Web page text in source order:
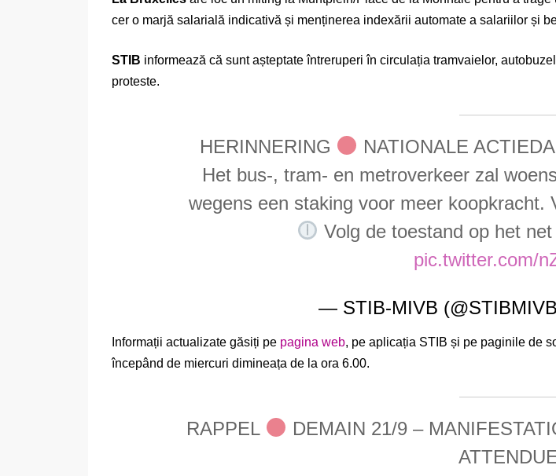
cer o marjă salarială indicativă și menținerea indexării automate a salariilor și
STIB informează că sunt așteptate întreruperi în circulația tramvaielor,
proteste.
HERINNERING NATIONALE
Het bus-, tram- en metroverkeer zal
wegens een staking voor meer koopkracht.
Volg de toestand op het
pic.twitter.com/
— STIB-MIVB
Informații actualizate găsiți pe pagina web, pe aplicația STIB și pe paginile de
începând de miercuri dimineața de la ora 6.00.
RAPPEL
DEMAIN 21/9 –